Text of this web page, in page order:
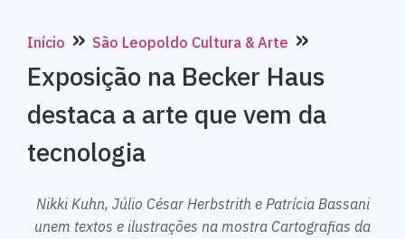
Início » São Leopoldo Cultura & Arte »
Exposição na Becker Haus
destaca a arte que vem da
tecnologia
Nikki Kuhn, Júlio César Herbstrith e Patrícia Bassani
unem textos e ilustrações na mostra Cartografias da